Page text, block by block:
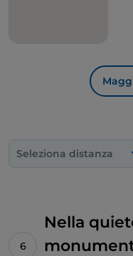
Seleziona distanza
Nella